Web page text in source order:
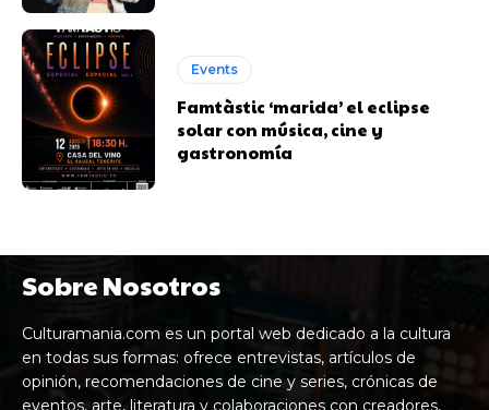
Events
Famtàstic ‘marida’ el eclipse
solar con música, cine y
gastronomía
Sobre Nosotros
Culturamania.com es un portal web dedicado a la cultura
en todas sus formas: ofrece entrevistas, artículos de
opinión, recomendaciones de cine y series, crónicas de
eventos, arte, literatura y colaboraciones con creadores,